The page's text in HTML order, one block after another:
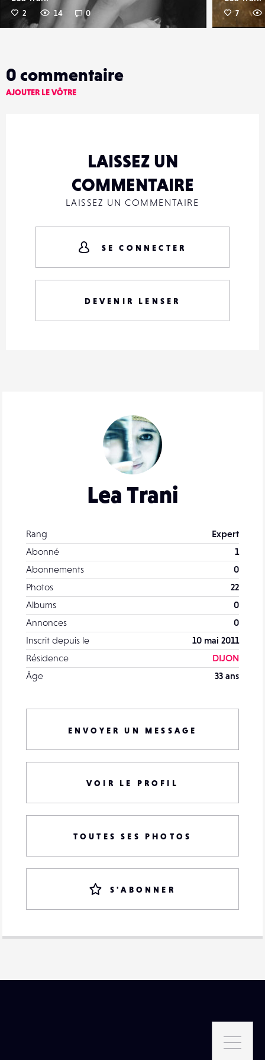
2 14 0 7
Lea Trani
Rang
Expert
Abonné
1
Abonnements
0
Photos
22
Albums
0
Annonces
0
Inscrit depuis le
10 mai 2011
Résidence
DIJON
Âge
33 ans
ENVOYER UN MESSAGE
VOIR LE PROFIL
TOUTES SES PHOTOS
S'ABONNER
0 commentaire
AJOUTER LE VÔTRE
LAISSEZ UN
COMMENTAIRE
LAISSEZ UN COMMENTAIRE
SE CONNECTER
DEVENIR LENSER